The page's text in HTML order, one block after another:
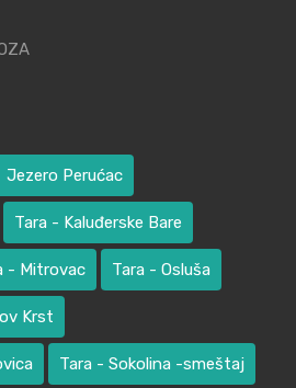
Jezero Perućac
Tara - Kaluđerske Bare
- Mitrovac Tara - Osluša
Krst
Tara - Sokolina -smeštaj